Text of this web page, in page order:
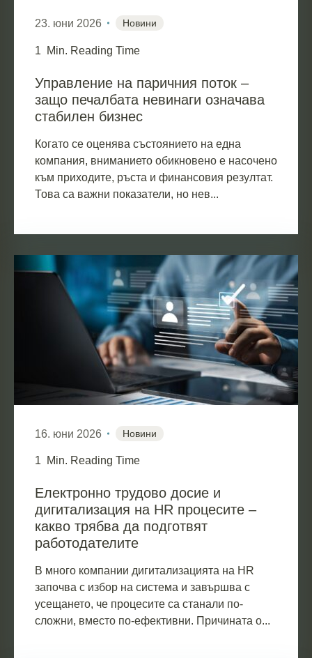
RESET FILTER
23. юни 2026 Новини
1 Min. Reading Time
Управление на паричния поток –
защо печалбата невинаги означава
стабилен бизнес
Когато се оценява състоянието на една
компания, вниманието обикновено е насочено
към приходите, ръста и финансовия резултат.
Това са важни показатели, но нев...
16. юни 2026 Новини
1 Min. Reading Time
Електронно трудово досие и
дигитализация на HR процесите –
какво трябва да подготвят
работодателите
В много компании дигитализацията на HR
започва с избор на система и завършва с
усещането, че процесите са станали по-
сложни, вместо по-ефективни. Причината о...